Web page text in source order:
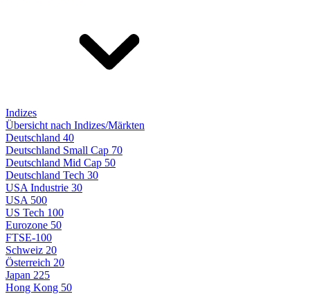
Indizes
Übersicht nach Indizes/Märkten
Deutschland 40
Deutschland Small Cap 70
Deutschland Mid Cap 50
Deutschland Tech 30
USA Industrie 30
USA 500
US Tech 100
Eurozone 50
FTSE-100
Schweiz 20
Österreich 20
Japan 225
Hong Kong 50